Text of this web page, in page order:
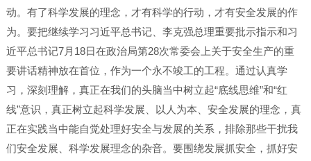
动。有了科学发展的理念，才有科学的行动，才有安全发展的作
为。要把继续学习习近平总书记、李克强总理重要批示指示和习
近平总书记7月18日在政治局第28次常委会上关于安全生产的重
要讲话精神放在首位，作为一个永不竣工的工程。通过认真学
习，深刻理解，真正在我们的头脑当中树立起“底线思维”和“红
线”意识，真正树立起科学发展、以人为本、安全发展的理念，真
正在实践当中能自觉处理好安全与发展的关系，排除那些干扰我
们安全发展、科学发展理念的杂音。要围绕发展抓安全，抓好安